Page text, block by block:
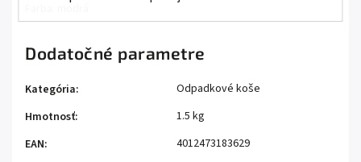
Dodatočné parametre
Kategória:
Odpadkové koše
Hmotnosť:
1.5 kg
EAN:
4012473183629